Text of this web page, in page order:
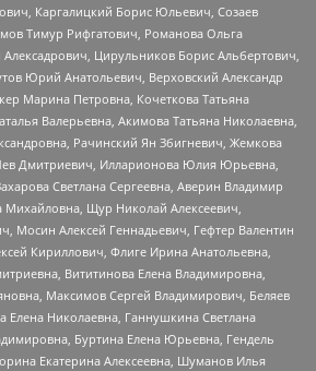
Каргалицкий Борис Юльевич, Созаев
Тимур Рифгатович, Романова Ольга
Цирульников Борис Альбертович,
Юрий Анатольевич, Верховский Александр
Марина Петровна, Кочеткова Татьяна
Валерьевна, Акимова Татьяна Николаевна,
Рачинский Ян Збигневич, Жемкова
Дмитриевич, Илларионова Юлия Юрьевна,
Светлана Сергеевна, Аверин Владимир
Михайловна, Щур Николай Алексеевич,
Мосин Алексей Геннадьевич, Гефтер Валентин
Кириллович, Флиге Ирина Анатольевна,
Вититинова Елена Владимировна,
Максимов Сергей Владимирович, Беляев
Елена Николаевна, Ганнушкина Светлана
Буртина Елена Юрьевна, Гендель
Екатерина Алексеевна, Шуманов Илья